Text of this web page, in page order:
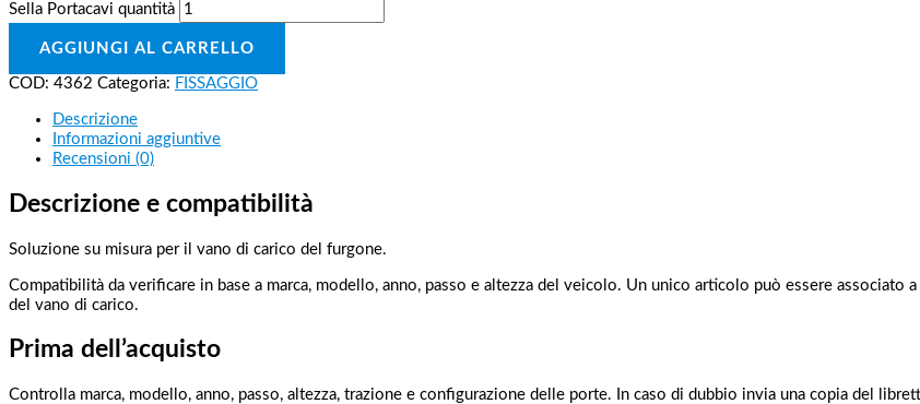
Sella Portacavi quantità
AGGIUNGI AL CARRELLO
COD: 4362 Categoria: FISSAGGIO
Descrizione
Informazioni aggiuntive
Recensioni (0)
Descrizione e compatibilità
Soluzione su misura per il vano di carico del furgone.
Compatibilità da verificare in base a marca, modello, anno, passo e altezza del veicolo. Un unico articolo può essere
del vano di carico.
Prima dell’acquisto
Controlla marca, modello, anno, passo, altezza, trazione e configurazione delle porte. In caso di dubbio invia una copia del